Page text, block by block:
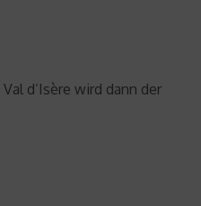
d’Isère wird dann der